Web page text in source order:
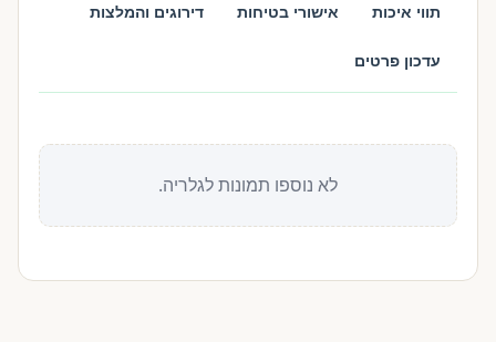
תווי איכות אישורי בטיחות דירוגים והמלצות
עדכון פרטים
לא נוספו תמונות לגלריה.